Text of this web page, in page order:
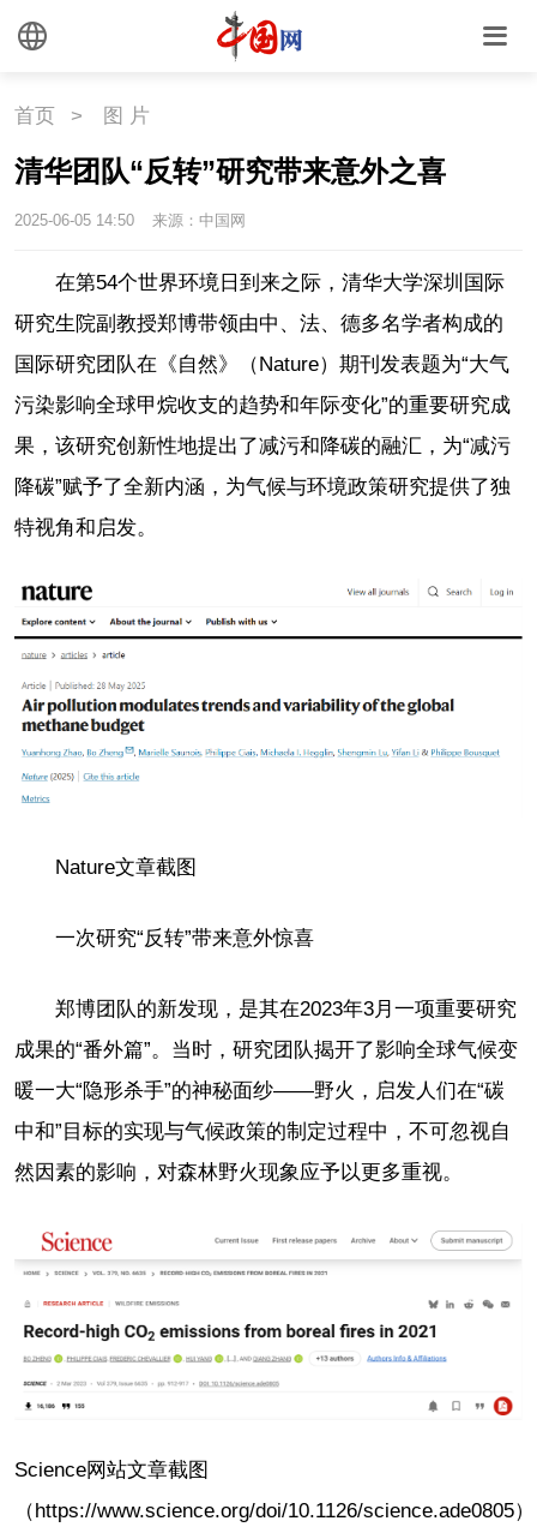
首页 > 图 片
清华团队“反转”研究带来意外之喜
2025-06-05 14:50 来源：中国网
在第54个世界环境日到来之际，清华大学深圳国际
研究生院副教授郑博带领由中、法、德多名学者构成的
国际研究团队在《自然》（Nature）期刊发表题为“大气
污染影响全球甲烷收支的趋势和年际变化”的重要研究成
果，该研究创新性地提出了减污和降碳的融汇，为“减污
降碳”赋予了全新内涵，为气候与环境政策研究提供了独
特视角和启发。
Nature文章截图
一次研究“反转”带来意外惊喜
郑博团队的新发现，是其在2023年3月一项重要研究
成果的“番外篇”。当时，研究团队揭开了影响全球气候变
暖一大“隐形杀手”的神秘面纱——野火，启发人们在“碳
中和”目标的实现与气候政策的制定过程中，不可忽视自
然因素的影响，对森林野火现象应予以更多重视。
Science网站文章截图
（https://www.science.org/doi/10.1126/science.ade0805）